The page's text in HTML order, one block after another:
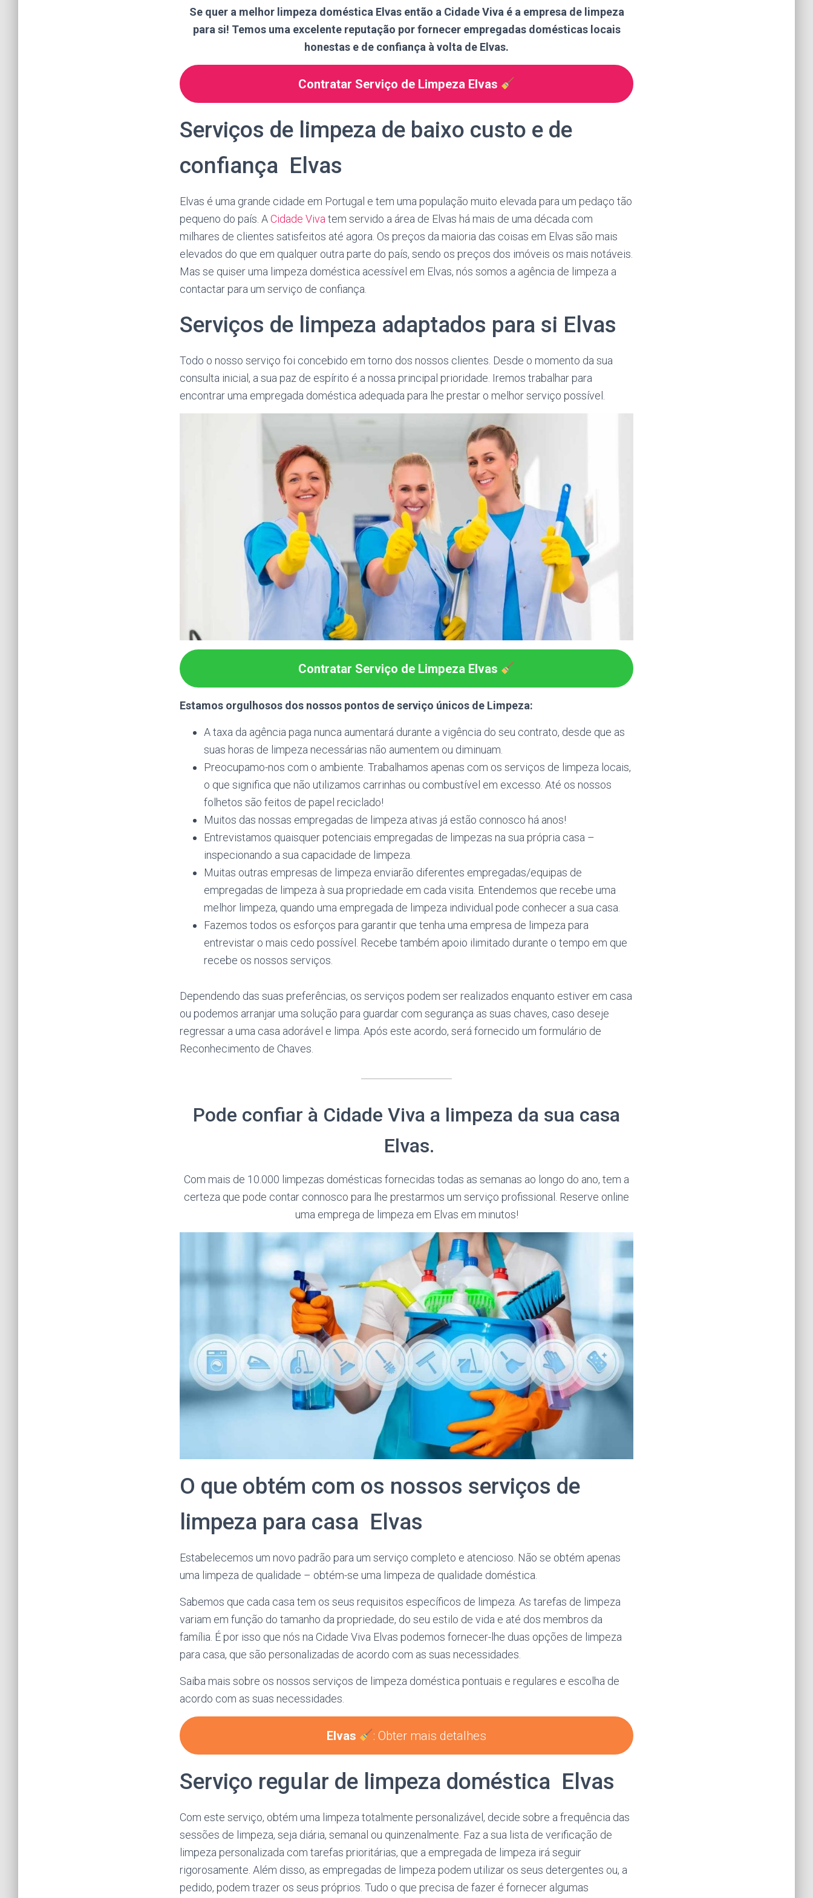
Se quer a melhor limpeza doméstica Elvas então a Cidade Viva é a empresa de limpeza
para si! Temos uma excelente reputação por fornecer empregadas domésticas locais
honestas e de confiança à volta de Elvas.
Contratar Serviço de Limpeza Elvas
Serviços de limpeza de baixo custo e de
confiança Elvas
Elvas é uma grande cidade em Portugal e tem uma população muito elevada para um pedaço tão
pequeno do país. ACidade Viva tem servido a área de Elvas há mais de uma década com
milhares de clientes satisfeitos até agora. Os preços da maioria das coisas em Elvas são mais
elevados do que em qualquer outra parte do país, sendo os preços dos imóveis os mais notáveis.
Mas se quiser uma limpeza doméstica acessível em Elvas, nós somos a agência de limpeza a
contactar para um serviço de confiança.
Serviços de limpeza adaptados para si Elvas
Todo o nosso serviço foi concebido em torno dos nossos clientes. Desde o momento da sua
consulta inicial, a sua paz de espírito é a nossa principal prioridade. Iremos trabalhar para
encontrar uma empregada doméstica adequada para lhe prestar o melhor serviço possível.
Contratar Serviço de Limpeza Elvas
Estamos orgulhosos dos nossos pontos de serviço únicos de Limpeza:
A taxa da agência paga nunca aumentará durante a vigência do seu contrato, desde que as
suas horas de limpeza necessárias não aumentem ou diminuam.
Preocupamo-nos com o ambiente. Trabalhamos apenas com os serviços de limpeza locais,
o que significa que não utilizamos carrinhas ou combustível em excesso. Até os nossos
folhetos são feitos de papel reciclado!
Muitos das nossas empregadas de limpeza ativas já estão connosco há anos!
Entrevistamos quaisquer potenciais empregadas de limpezas na sua própria casa –
inspecionando a sua capacidade de limpeza.
Muitas outras empresas de limpeza enviarão diferentes empregadas/equipas de
empregadas de limpeza à sua propriedade em cada visita. Entendemos que recebe uma
melhor limpeza, quando uma empregada de limpeza individual pode conhecer a sua casa.
Fazemos todos os esforços para garantir que tenha uma empresa de limpeza para
entrevistar o mais cedo possível. Recebe também apoio ilimitado durante o tempo em que
recebe os nossos serviços.
Dependendo das suas preferências, os serviços podem ser realizados enquanto estiver em casa
ou podemos arranjar uma solução para guardar com segurança as suas chaves, caso deseje
regressar a uma casa adorável e limpa. Após este acordo, será fornecido um formulário de
Reconhecimento de Chaves.
Pode confiar à Cidade Viva a limpeza da sua casa
Elvas.
Com mais de 10.000 limpezas domésticas fornecidas todas as semanas ao longo do ano, tem a
certeza que pode contar connosco para lhe prestarmos um serviço profissional. Reserve online
uma emprega de limpeza em Elvas em minutos!
O que obtém com os nossos serviços de
limpeza para casa Elvas
Estabelecemos um novo padrão para um serviço completo e atencioso. Não se obtém apenas
uma limpeza de qualidade – obtém-se uma limpeza de qualidade doméstica.
Sabemos que cada casa tem os seus requisitos específicos de limpeza. As tarefas de limpeza
variam em função do tamanho da propriedade, do seu estilo de vida e até dos membros da
família. É por isso que nós na Cidade Viva Elvas podemos fornecer-lhe duas opções de limpeza
para casa, que são personalizadas de acordo com as suas necessidades.
Saiba mais sobre os nossos serviços de limpeza doméstica pontuais e regulares e escolha de
acordo com as suas necessidades.
Elvas : Obter mais detalhes
Serviço regular de limpeza doméstica Elvas
Com este serviço, obtém uma limpeza totalmente personalizável, decide sobre a frequência das
sessões de limpeza, seja diária, semanal ou quinzenalmente. Faz a sua lista de verificação de
limpeza personalizada com tarefas prioritárias, que a empregada de limpeza irá seguir
rigorosamente. Além disso, as empregadas de limpeza podem utilizar os seus detergentes ou, a
pedido, podem trazer os seus próprios. Tudo o que precisa de fazer é fornecer algumas